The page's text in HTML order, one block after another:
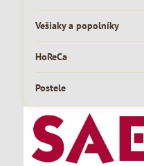
Vešiaky a popolníky
HoReCa
Postele